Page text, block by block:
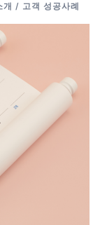
개 / 고객 성공사례